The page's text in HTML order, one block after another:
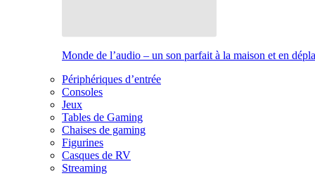
Monde de l’audio – un son parfait à la maison et en
Périphériques d’entrée
Consoles
Jeux
Tables de Gaming
Chaises de gaming
Figurines
Casques de RV
Streaming